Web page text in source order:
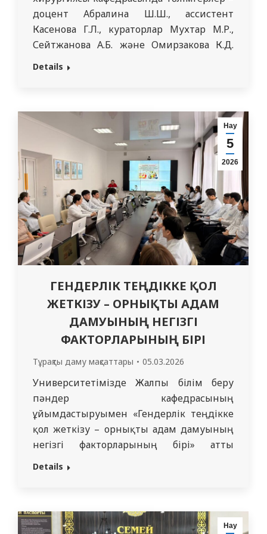
доцент Абралина Ш.Ш., ассистент
Касенова Г.Л., кураторлар Мухтар М.Р.,
Сейтжанова А.Б. және Омирзакова К.Д.
«Сенімді көшбасшылықтың жеті жылы»
жүйесінің дамуы жолындағы
стратегиялық және жауапты
басшылықтың маңызын, сондай-ақ
жасампаз бастамаларды жүзеге асырудағы
кәсіби қауымдастықтың рөлін
талқылады.…
Details
Нау
5
2026
ГЕНДЕРЛІК ТЕҢДІККЕ ҚОЛ
ЖЕТКІЗУ – ОРНЫҚТЫ АДАМ
ДАМУЫНЫҢ НЕГІЗГІ
ФАКТОРЛАРЫНЫҢ БІРІ
Тұрақты даму мақсаттары 05.03.2026
Университетімізде Жалпы білім беру
пәндер кафедрасының
ұйымдастыруымен «Гендерлік теңдікке
қол жеткізу – орнықты адам дамуының
негізгі факторларының бірі» атты
танымдық дәріс өткізілді. Дәрісті
әйелдер күні мерекесіне орай
Details
Нау